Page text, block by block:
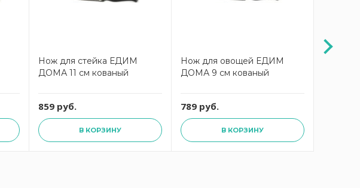
Нож для стейка ЕДИМ
ДОМА 11 см кованый
859 руб.
В КОРЗИНУ
Нож для овощей ЕДИМ
ДОМА 9 см кованый
789 руб.
В КОРЗИНУ